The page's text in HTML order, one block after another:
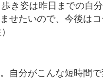
き姿は昨日までの自
せたいので、今後は
自分がこんな短時間